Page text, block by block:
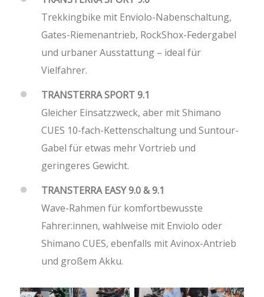
Trekkingbike mit Enviolo-Nabenschaltung,
Gates-Riemenantrieb, RockShox-Federgabel
und urbaner Ausstattung – ideal für
Vielfahrer.
TRANSTERRA SPORT 9.1
Gleicher Einsatzzweck, aber mit Shimano
CUES 10-fach-Kettenschaltung und Suntour-
Gabel für etwas mehr Vortrieb und
geringeres Gewicht.
TRANSTERRA EASY 9.0 & 9.1
Wave-Rahmen für komfortbewusste
Fahrer:innen, wahlweise mit Enviolo oder
Shimano CUES, ebenfalls mit Avinox-Antrieb
und großem Akku.